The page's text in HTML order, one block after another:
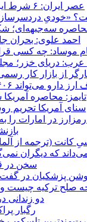
عصر ایران: ۶ شرط ایران برای بازگشایی تنگه هرمز اعلام شد
«خودیِ
سه‌جبهه‌ای؛
احمد علوی: بحران
موساد: چه کسی
دریای خزر؛
کار رسمی/ «نرخ بیکاری
کشتار بیماران» تبدیل کند
محاصره
سنای آمریکا تحریم
در امارات را
(ترجمه از
که دیگران
سخن در
صلح ترکیه چیست و
دو زندانی
رگبار